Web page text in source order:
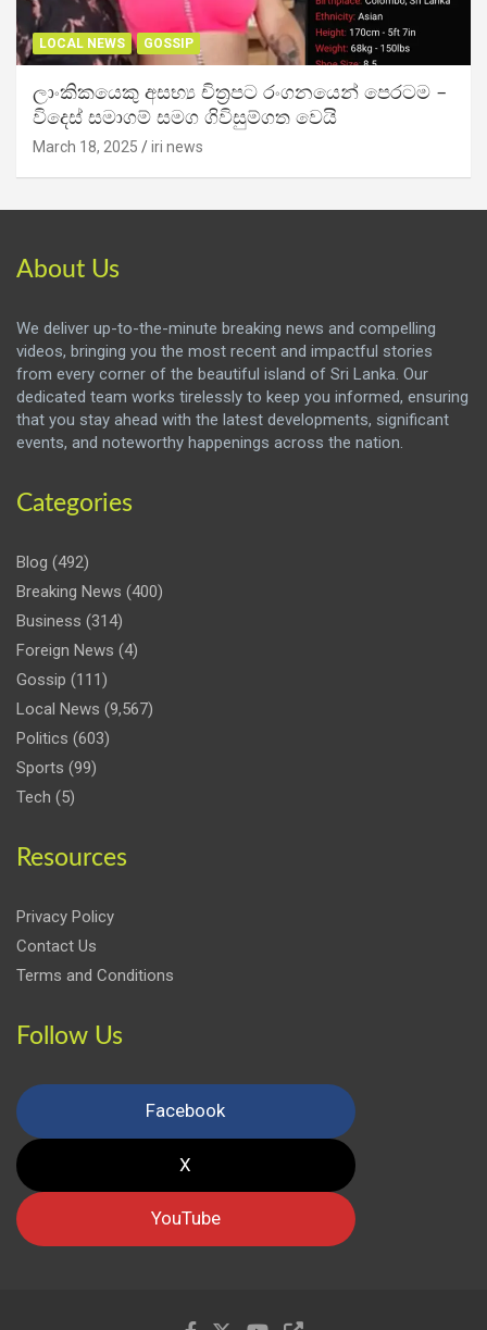
LOCAL NEWS GOSSIP
ලාංකිකයෙකු අසභ්‍ය චිත්‍රපට රංගනයෙන් පෙරටම –
විදෙස් සමාගම් සමග ගිවිසුම්ගත වෙයි
March 18, 2025 iri news
About Us
We deliver up-to-the-minute breaking news and compelling
videos, bringing you the most recent and impactful stories
from every corner of the beautiful island of Sri Lanka. Our
dedicated team works tirelessly to keep you informed, ensuring
that you stay ahead with the latest developments, significant
events, and noteworthy happenings across the nation.
Categories
Blog (492)
Breaking News (400)
Business (314)
Foreign News (4)
Gossip (111)
Local News (9,567)
Politics (603)
Sports (99)
Tech (5)
Resources
Privacy Policy
Contact Us
Terms and Conditions
Follow Us
Facebook
X
YouTube